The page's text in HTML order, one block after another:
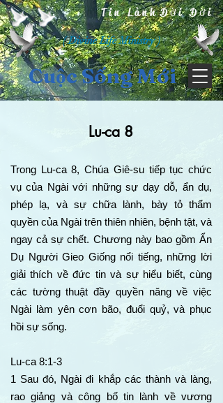
Tin Lành Đời Đời
( Divine Life Ministry )
Cuộc Sống Mới
Lu-ca 8
Trong Lu-ca 8, Chúa Giê-su tiếp tục chức
vụ của Ngài với những sự dạy dỗ, ẩn dụ,
phép lạ, và sự chữa lành, bày tỏ thẩm
quyền của Ngài trên thiên nhiên, bệnh tật, và
ngay cả sự chết. Chương này bao gồm Ẩn
Dụ Người Gieo Giống nổi tiếng, những lời
giải thích về đức tin và sự hiểu biết, cùng
các tường thuật đầy quyền năng về việc
Ngài làm yên cơn bão, đuổi quỷ, và phục
hồi sự sống.
Lu-ca 8:1-3
1 Sau đó, Ngài đi khắp các thành và làng,
rao giảng và công bố tin lành về vương